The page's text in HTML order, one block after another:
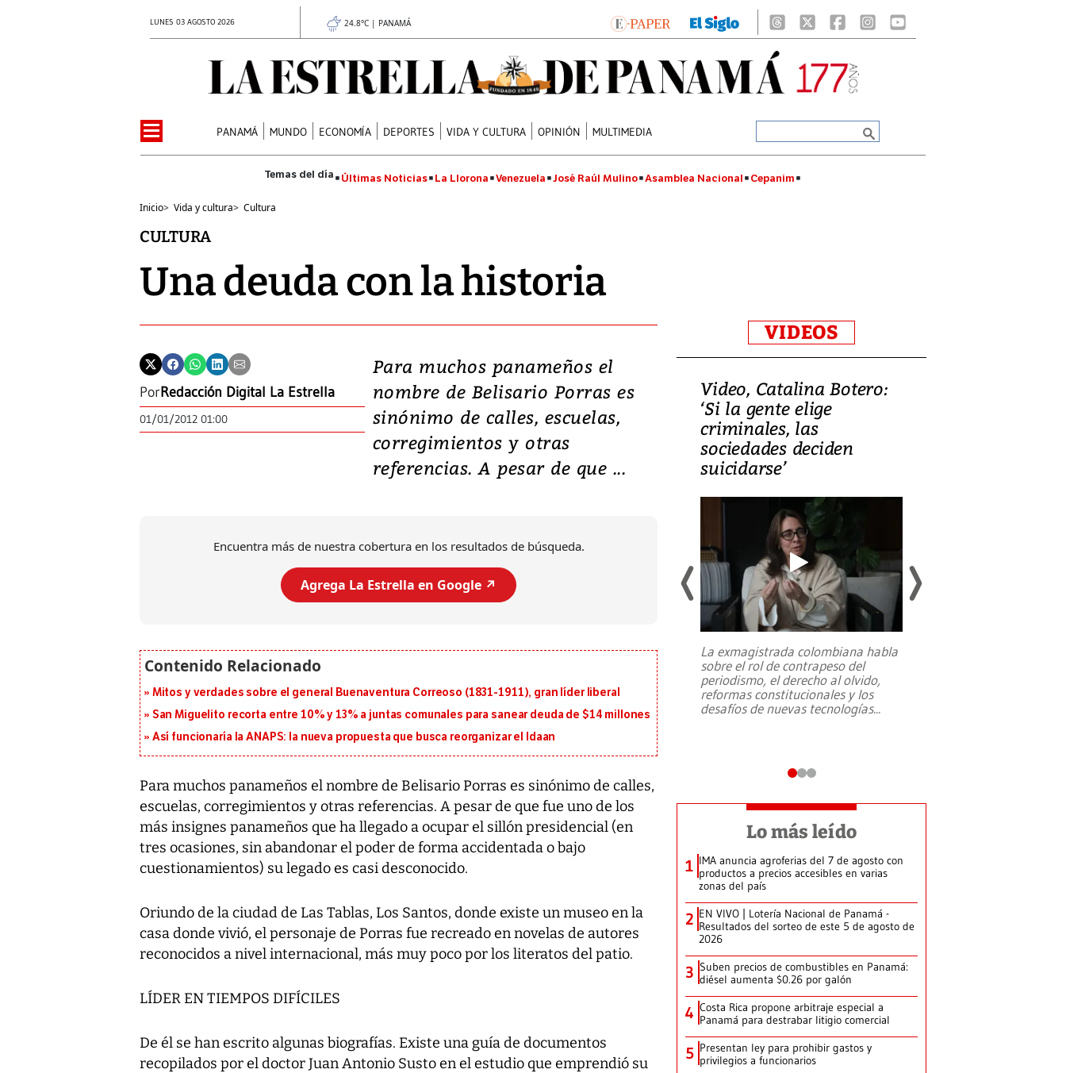
LUNES 03 AGOSTO 2026 24.8°C | PANAMÁ
PANAMÁ MUNDO ECONOMÍA DEPORTES VIDA Y CULTURA OPINIÓN MULTIMEDIA
Últimas Noticias La Llorona Venezuela José Raúl Mulino Asamblea Nacional Cepanim
Inicio> Vida y cultura> Cultura
CULTURA
Una deuda con la historia
PorRedacción Digital La Estrella
01/01/2012 01:00
Para muchos panameños el
nombre de Belisario Porras es
sinónimo de calles, escuelas,
corregimientos y otras
referencias. A pesar de que ...
Encuentra más de nuestra cobertura en los resultados de búsqueda.
Agrega La Estrella en Google ↗️
Mitos y verdades sobre el general Buenaventura Correoso (1831-1911), gran líder liberal
San Miguelito recorta entre 10% y 13% a juntas comunales para sanear deuda de $14 millones
Así funcionaría la ANAPS: la nueva propuesta que busca reorganizar el Idaan
Para muchos panameños el nombre de Belisario Porras es sinónimo de calles,
escuelas, corregimientos y otras referencias. A pesar de que fue uno de los
más insignes panameños que ha llegado a ocupar el sillón presidencial (en
tres ocasiones, sin abandonar el poder de forma accidentada o bajo
cuestionamientos) su legado es casi desconocido.
Oriundo de la ciudad de Las Tablas, Los Santos, donde existe un museo en la
casa donde vivió, el personaje de Porras fue recreado en novelas de autores
reconocidos a nivel internacional, más muy poco por los literatos del patio.
LÍDER EN TIEMPOS DIFÍCILES
De él se han escrito algunas biografías. Existe una guía de documentos
recopilados por el doctor Juan Antonio Susto en el estudio que emprendió su
VIDEOS
Video, Japón: Terremoto
deja heridos y graves
daños en Kumamoto
al sur de Japón, provocando una
Video, Catalina Botero:
‘Si la gente elige
criminales, las
sociedades deciden
suicidarse’
La exmagistrada colombiana habla
sobre el rol de contrapeso del
periodismo, el derecho al olvido,
reformas constitucionales y los
desafíos de nuevas tecnologías...
Lo más leído
1 IMA anuncia agroferias del 7 de agosto con
productos a precios accesibles en varias
zonas del país
2 EN VIVO | Lotería Nacional de Panamá -
Resultados del sorteo de este 5 de agosto de
2026
3 Suben precios de combustibles en Panamá:
diésel aumenta $0.26 por galón
4 Costa Rica propone arbitraje especial a
Panamá para destrabar litigio comercial
5 Presentan ley para prohibir gastos y
privilegios a funcionarios